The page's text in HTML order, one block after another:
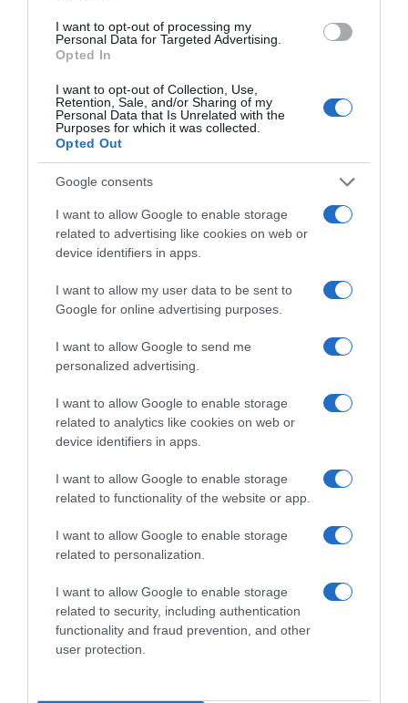
I want to opt-out of processing my
Personal Data for Targeted Advertising.
Opted In
I want to opt-out of Collection, Use,
Retention, Sale, and/or Sharing of my
Personal Data that Is Unrelated with the
Purposes for which it was collected.
Opted Out
Google consents
I want to allow Google to enable storage
related to advertising like cookies on web or
device identifiers in apps.
I want to allow my user data to be sent to
Google for online advertising purposes.
I want to allow Google to send me
personalized advertising.
I want to allow Google to enable storage
related to analytics like cookies on web or
device identifiers in apps.
I want to allow Google to enable storage
related to functionality of the website or app.
I want to allow Google to enable storage
related to personalization.
I want to allow Google to enable storage
related to security, including authentication
functionality and fraud prevention, and other
user protection.
Χαλκιδική: Εντός ορίων τα αποτελέσματα
από τις πρώτες μικροβιολογικές αναλύσεις
στο πόσιμο νερό
Ακολούθησε το debater.gr στο
και μάθετε πρώτοι όλες τις ειδήσεις
Share Tweet
ΔΙΑΦΗΜΙΣΗ
ΣΧΟΛΙΑ